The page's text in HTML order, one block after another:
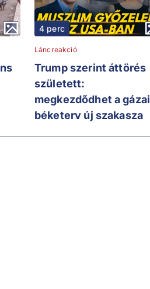
4 perc
Láncreakció
Trump szerint áttörés
született:
megkezdődhet a gázai
béketerv új szakasza